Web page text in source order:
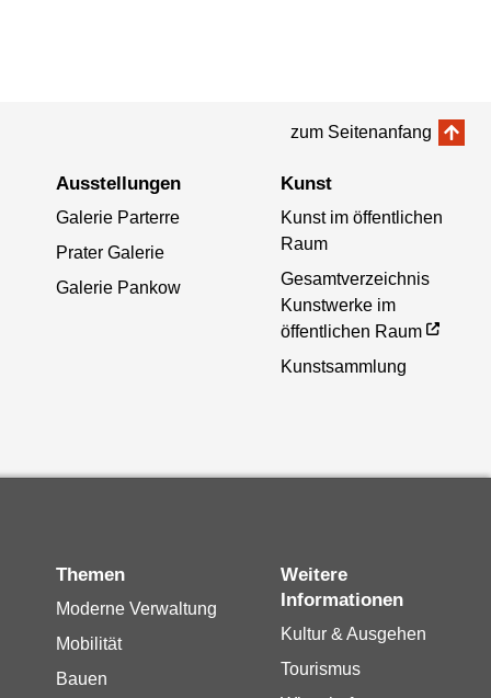
zum Seitenanfang
Ausstellungen
Galerie Parterre
Prater Galerie
Galerie Pankow
Kunst
Kunst im öffentlichen
Raum
Gesamtverzeichnis
Kunstwerke im
öffentlichen Raum
Kunstsammlung
Themen
Moderne Verwaltung
Mobilität
Bauen
Weitere
Informationen
Kultur & Ausgehen
Tourismus